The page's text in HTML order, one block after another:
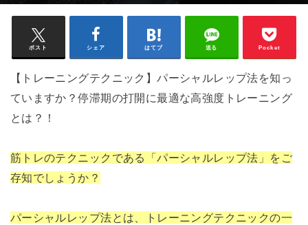
ポスト シェア はてブ 送る Pocket
【トレーニングテクニック】パーシャルレップ法を知っ
ていますか？停滞期の打開に最適な高強度トレーニング
とは？！
筋トレのテクニックである「パーシャルレップ法」をご
存知でしょうか？
パーシャルレップ法とは、トレーニングテクニックの一